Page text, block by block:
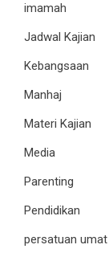
imamah
Jadwal Kajian
Kebangsaan
Manhaj
Materi Kajian
Media
Parenting
Pendidikan
persatuan umat